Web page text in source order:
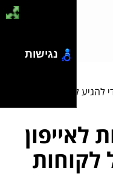
להגיע לקהל לקוחות
לאייפון
לקוחות
נגישות